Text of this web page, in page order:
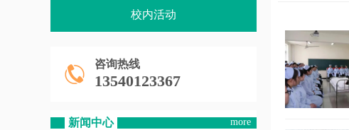
校内活动
咨询热线
13540123367
新闻中心 more